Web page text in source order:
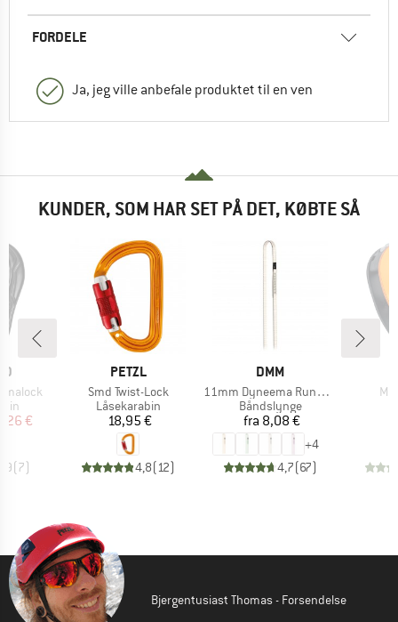
FORDELE
Ja, jeg ville anbefale produktet til en ven
KUNDER, SOM HAR SET PÅ DET, KØBTE SÅ
pris
€
(7)
MÆRKE
PETZL
Artikel
Smd Twist-Lock
Produktgruppe
Låsekarabin
Pris
18,95 €
4,8(12)
MÆRKE
DMM
Artikel
11mm Dyneema Rundschlinge
Produktgruppe
Båndslynge
Pris
fra 8,08 €
+4
4,7(67)
Bjergentusiast Thomas - Forsendelse